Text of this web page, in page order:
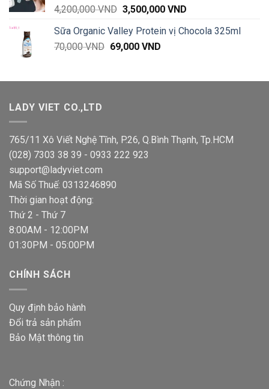
4,200,000VND Giá
là:
4,200,000 VND.
3,500,000 VNDGiá
tại
Sữa Organic Valley Protein vị Chocola 325ml
70,000VND Giá
70,000 VND.
69,000 VNDGiá
là:
LADY VIET CO.,LTD
765/11 Xô Viết Nghệ Tĩnh, P.26, Q.Bình Thạnh, Tp.HCM
(028) 7303 38 39 - 0933 222 923
support@ladyviet.com
Mã Số Thuế: 0313246890
Thời gian hoạt động:
Thứ 2 - Thứ 7
8:00AM - 12:00PM
01:30PM - 05:00PM
CHÍNH SÁCH
Quy định bảo hành
Đổi trả sản phẩm
Bảo Mật thông tin
Chứng Nhận :